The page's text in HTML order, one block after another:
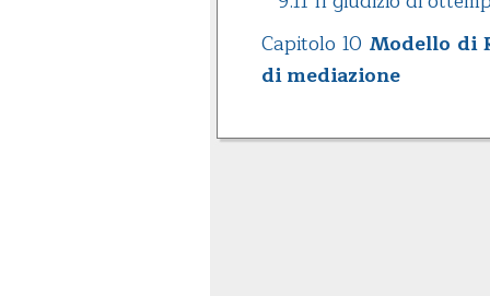
Capitolo 10 Modello di
di mediazione